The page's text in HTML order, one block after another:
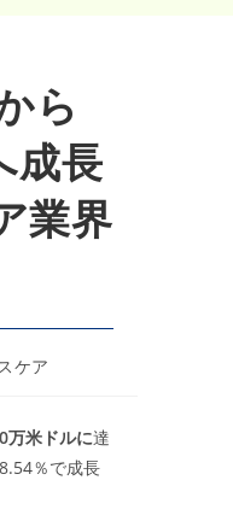
ら
成長
業界
ケア
万米ドルに達
％で成長